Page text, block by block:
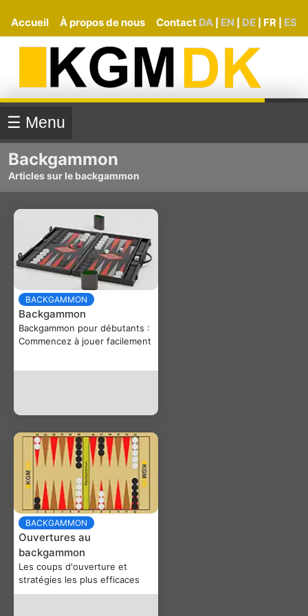
Accueil À propos de nous Contact DA EN DE FR ES
☰ Menu
Backgammon
Articles sur le backgammon
BACKGAMMON
Backgammon
Backgammon pour débutants :
Commencez à jouer facilement
BACKGAMMON
Ouvertures au
backgammon
Les coups d'ouverture et
stratégies les plus efficaces